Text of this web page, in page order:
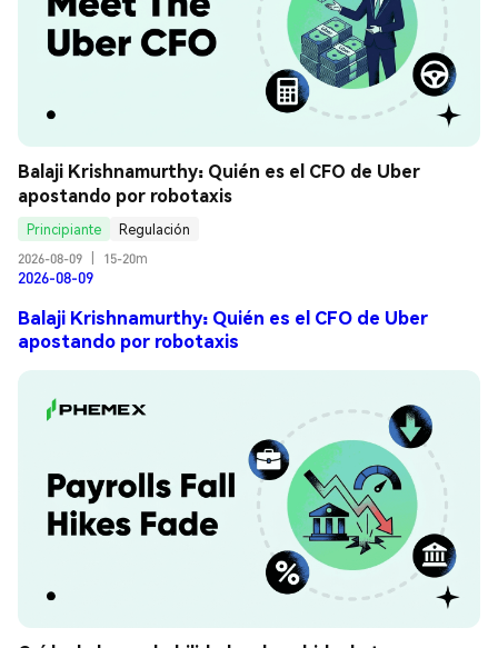
Balaji Krishnamurthy: Quién es el CFO de Uber
apostando por robotaxis
Principiante
Regulación
2026-08-09
15-20m
2026-08-09
Balaji Krishnamurthy: Quién es el CFO de Uber
apostando por robotaxis